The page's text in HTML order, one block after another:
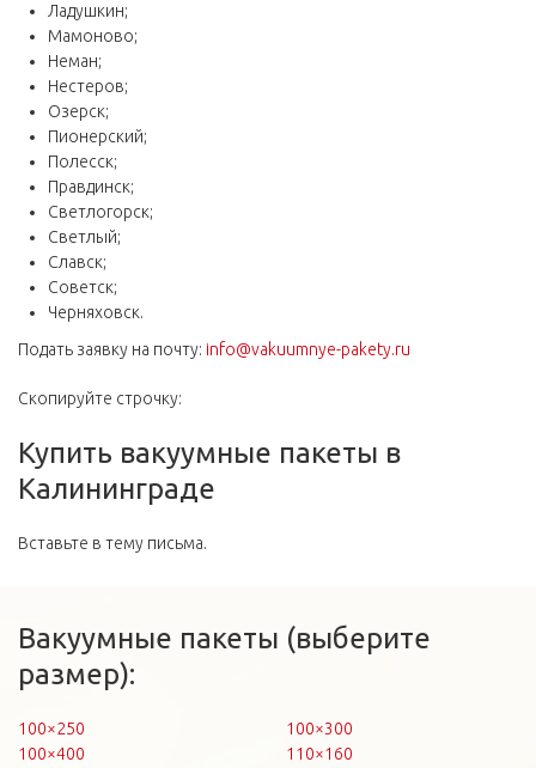
Ладушкин;
Мамоново;
Неман;
Нестеров;
Озерск;
Пионерский;
Полесск;
Правдинск;
Светлогорск;
Светлый;
Славск;
Советск;
Черняховск.
Подать заявку на почту: info@vakuumnye-pakety.ru
Скопируйте строчку:
Купить вакуумные пакеты в
Калининграде
Вставьте в тему письма.
Вакуумные пакеты (выберите
размер):
100×250
100×300
100×400
110×160